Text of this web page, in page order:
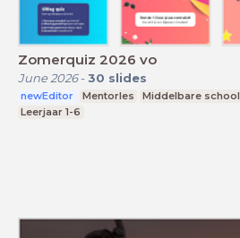
Zomerquiz 2026 vo
June 2026- 30 slides
newEditor Mentorles Middelbare school
Leerjaar 1-6